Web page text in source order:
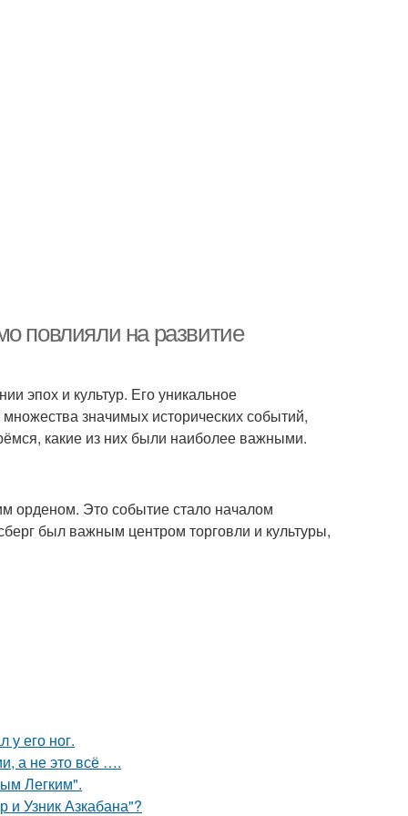
повлияли на развитие
эпох и культур. Его уникальное
значимых исторических событий,
какие из них были наиболее важными.
орденом. Это событие стало началом
был важным центром торговли и культуры,
у его ног.
а не это всё ….
Легким".
и Узник Азкабана"?